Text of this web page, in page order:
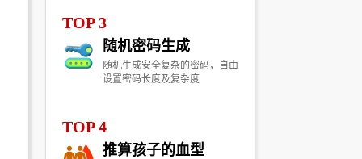
TOP 3
随机密码生成
随机生成安全复杂的密码，自由
设置密码长度及复杂度
TOP 4
推算孩子的血型